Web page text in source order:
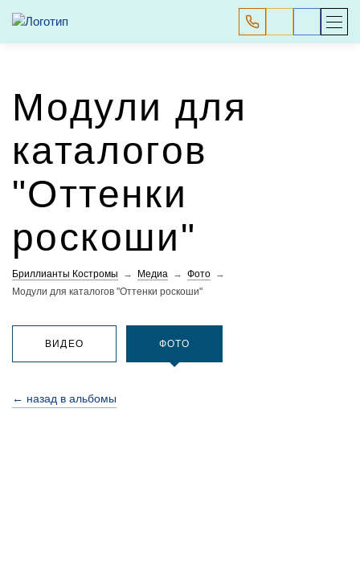
Модули для
каталогов
"Оттенки
роскоши"
Бриллианты Костромы → Медиа → Фото →
Модули для каталогов "Оттенки роскоши"
ВИДЕО ФОТО
← назад в альбомы